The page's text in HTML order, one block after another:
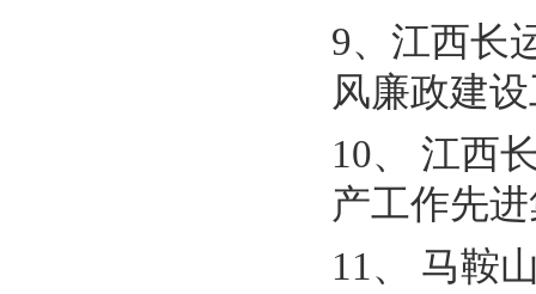
9、江西长
风廉政建
10、 江西
产工作先
11、 马鞍